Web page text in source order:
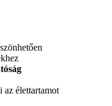
az élettartamot